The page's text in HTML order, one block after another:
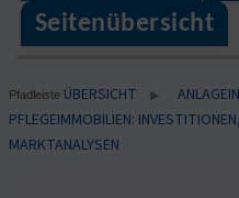
Seitenübersicht
Pfadleiste ÜBERSICHT ▶
PFLEGEIMMOBILIEN:
MARKTANALYSEN